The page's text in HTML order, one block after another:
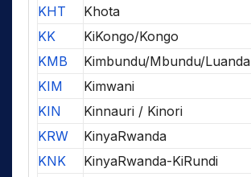
KHT
Khota
KK
KiKongo/Kongo
KMB
Kimbundu/Mbundu/Luanda
KIM
Kimwani
KIN
Kinnauri / Kinori
KRW
KinyaRwanda
KNK
KinyaRwanda-KiRundi